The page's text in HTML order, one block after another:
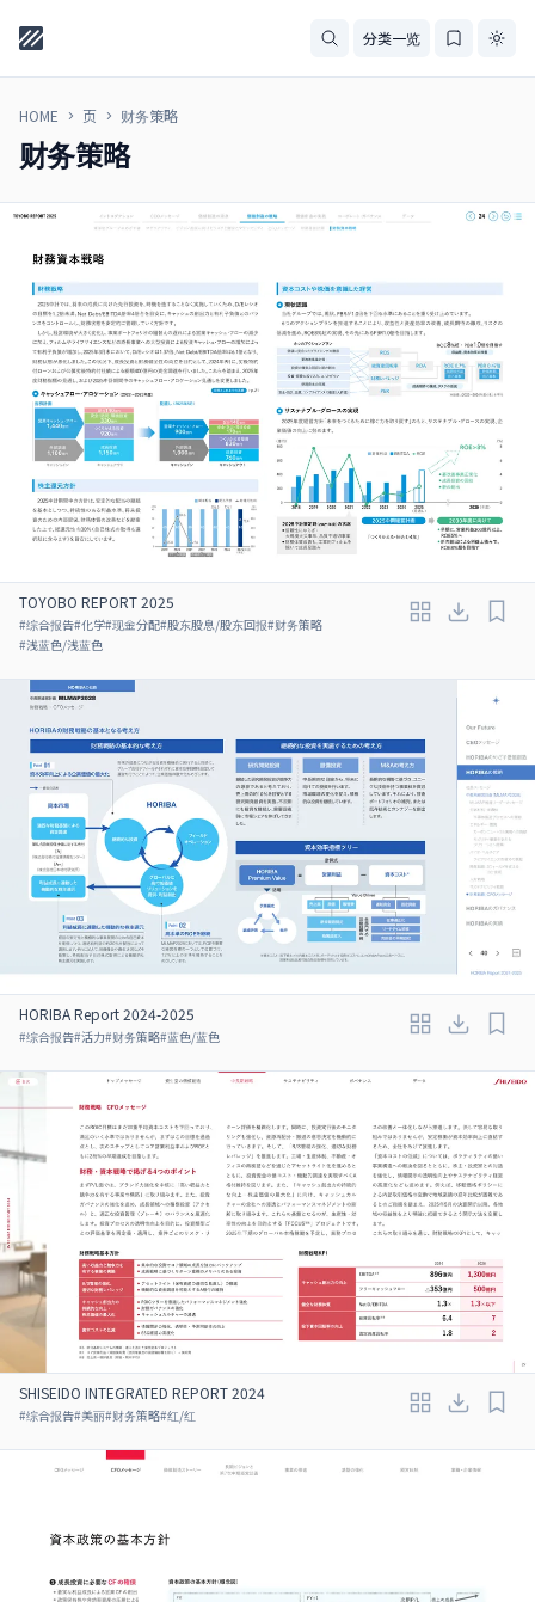
分类一览
HOME 页 财务策略
财务策略
TOYOBO REPORT 2025
#综合报告#化学#现金分配#股东股息/股东回报#财务策略
#浅蓝色/浅蓝色
HORIBA Report 2024-2025
#综合报告#活力#财务策略#蓝色/蓝色
SHISEIDO INTEGRATED REPORT 2024
#综合报告#美丽#财务策略#红/红